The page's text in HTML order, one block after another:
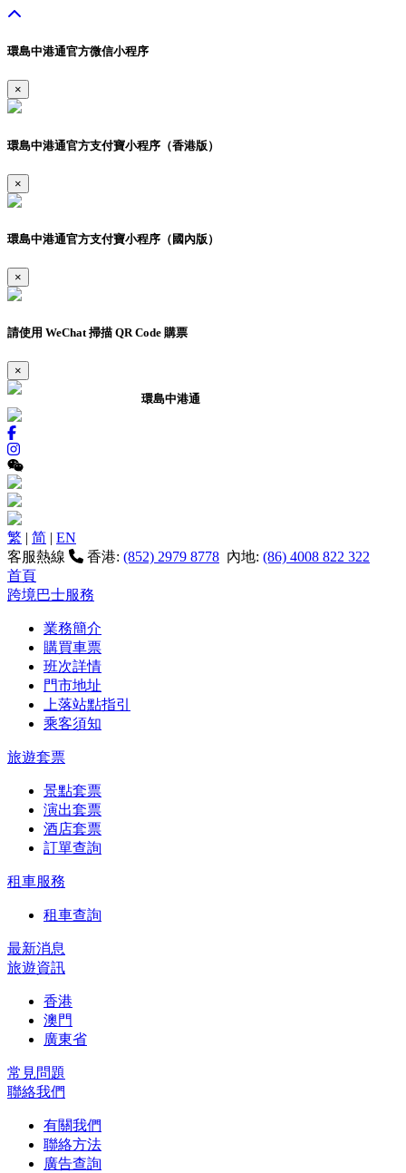
環島中港通官方微信小程序
×
環島中港通官方支付寶小程序（香港版）
×
環島中港通官方支付寶小程序（國內版）
×
請使用 WeChat 掃描 QR Code 購票
×
環島中港通
繁 | 简 | EN
客服熱線
香港: (852) 2979 8778 內地: (86) 4008 822 322
首頁
跨境巴士服務
業務簡介
購買車票
班次詳情
門市地址
上落站點指引
乘客須知
旅遊套票
景點套票
演出套票
酒店套票
訂單查詢
租車服務
租車查詢
最新消息
旅遊資訊
香港
澳門
廣東省
常見問題
聯絡我們
有關我們
聯絡方法
廣告查詢